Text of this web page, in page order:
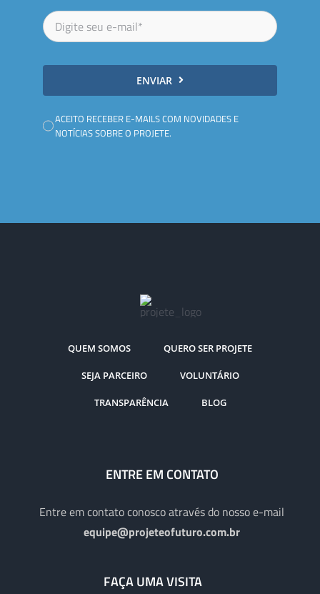
ENVIAR
ACEITO RECEBER E-MAILS COM NOVIDADES E
NOTÍCIAS SOBRE O PROJETE.
QUEM SOMOS QUERO SER PROJETE
SEJA PARCEIRO VOLUNTÁRIO
TRANSPARÊNCIA BLOG
ENTRE EM CONTATO
Entre em contato conosco através do nosso e-mail
equipe@projeteofuturo.com.br
FAÇA UMA VISITA